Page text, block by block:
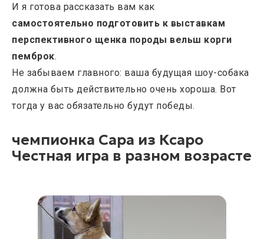
И я готова рассказать вам как
самостоятельно подготовить к выставкам
перспективного щенка породы вельш корги
пемброк.
Не забываем главного: ваша будущая шоу-собака
должна быть действительно очень хороша. Вот
тогда у вас обязательно будут победы.
чемпионка Сара из Ксаро
Честная игра в разном возрасте